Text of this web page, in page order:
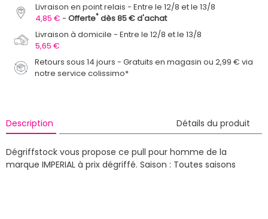
Livraison en point relais
Entre le 12/8 et le 13/8
4,85 €
Offerte* dès 85 € d'achat
Livraison à domicile
Entre le 12/8 et le 13/8
5,65 €
Retours sous 14 jours - Gratuits en magasin ou 2,99 € via
notre service colissimo*
Description Détails du produit
Dégriffstock vous propose ce pull pour homme de la
marque IMPERIAL à prix dégriffé. Saison : Toutes saisons